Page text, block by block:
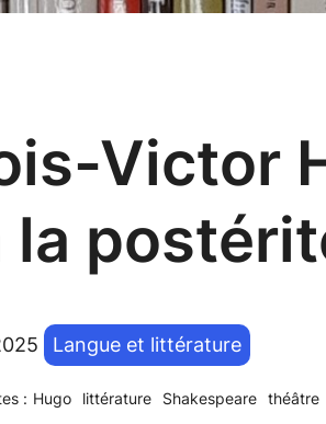
Victor
la
Langue et littérature
: Hugo littérature Shakespeare théâtre